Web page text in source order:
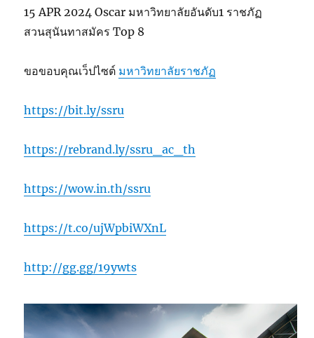
15 APR 2024 Oscar มหาวิทยาลัยอันดับ1 ราชภัฏ
สวนสุนันทาสมัคร Top 8
ขอขอบคุณเว็ปไซต์ มหาวิทยาลัยราชภัฏ
https://bit.ly/ssru
https://rebrand.ly/ssru_ac_th
https://wow.in.th/ssru
https://t.co/ujWpbiWXnL
http://gg.gg/19ywts